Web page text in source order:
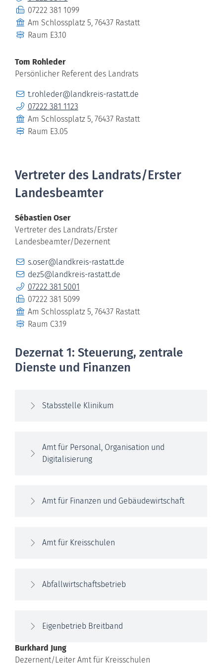
Fax 07222 381 1099
Gebäude
Am Schlossplatz 5, 76437 Rastatt
Raum E3.10
Tom Rohleder
Persönlicher Referent des Landrats
E-Mailt.rohleder@landkreis-rastatt.de
Telefon07222 381 1123
Gebäude
Am Schlossplatz 5, 76437 Rastatt
Raum E3.05
Vertreter des Landrats/Erster
Landesbeamter
Sébastien Oser
Vertreter des Landrats/Erster
Landesbeamter/Dezernent
E-Mails.oser@landkreis-rastatt.de
E-Maildez5@landkreis-rastatt.de
Telefon07222 381 5001
Fax 07222 381 5099
Gebäude
Am Schlossplatz 5, 76437 Rastatt
Raum C3.19
Dezernat 1: Steuerung, zentrale
Dienste und Finanzen
Stabsstelle Klinikum
Amt für Personal, Organisation und
Digitalisierung
Amt für Finanzen und Gebäudewirtschaft
Amt für Kreisschulen
Abfallwirtschaftsbetrieb
Eigenbetrieb Breitband
Burkhard Jung
Dezernent/Leiter Amt für Kreisschulen